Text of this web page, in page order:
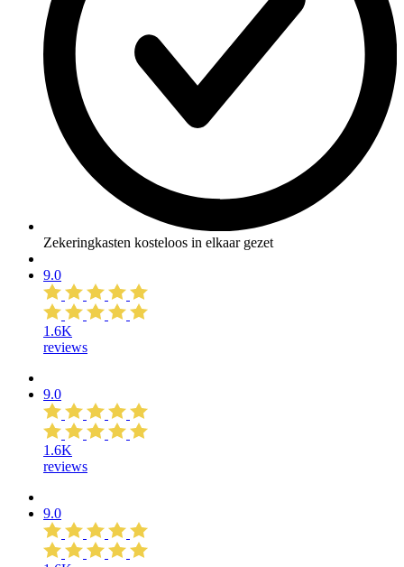
Zekeringkasten kosteloos in elkaar gezet
9.0
1.6K
reviews
9.0
1.6K
reviews
9.0